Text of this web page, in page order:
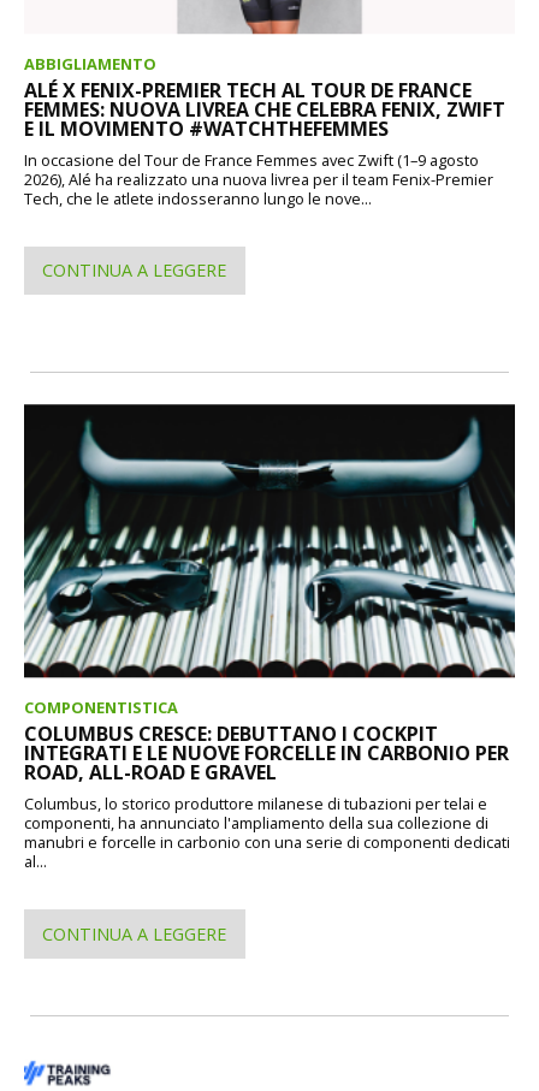
ABBIGLIAMENTO
ALÉ X FENIX-PREMIER TECH AL TOUR DE FRANCE
FEMMES: NUOVA LIVREA CHE CELEBRA FENIX, ZWIFT
E IL MOVIMENTO #WATCHTHEFEMMES
In occasione del Tour de France Femmes avec Zwift (1–9 agosto
2026), Alé ha realizzato una nuova livrea per il team Fenix-Premier
Tech, che le atlete indosseranno lungo le nove...
CONTINUA A LEGGERE
COMPONENTISTICA
COLUMBUS CRESCE: DEBUTTANO I COCKPIT
INTEGRATI E LE NUOVE FORCELLE IN CARBONIO PER
ROAD, ALL-ROAD E GRAVEL
Columbus, lo storico produttore milanese di tubazioni per telai e
componenti, ha annunciato l'ampliamento della sua collezione di
manubri e forcelle in carbonio con una serie di componenti dedicati
al...
CONTINUA A LEGGERE